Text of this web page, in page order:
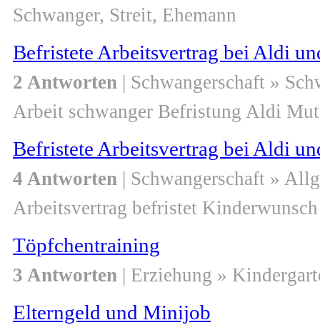
Schwanger, Streit, Ehemann
Befristete Arbeitsvertrag bei Aldi
2 Antworten | Schwangerschaft »
Arbeit schwanger Befristung Aldi
Befristete Arbeitsvertrag bei Aldi
4 Antworten | Schwangerschaft »
Arbeitsvertrag befristet
Töpfchentraining
3 Antworten | Erziehung »
Elterngeld und Minijob